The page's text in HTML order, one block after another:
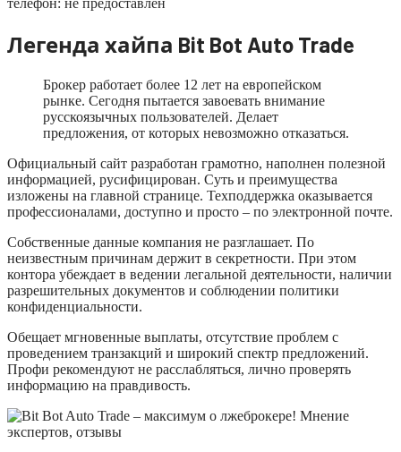
Легенда хайпа Bit Bot Auto Trade
Брокер работает более 12 лет на европейском
рынке. Сегодня пытается завоевать внимание
русскоязычных пользователей. Делает
предложения, от которых невозможно отказаться.
Официальный сайт разработан грамотно, наполнен полезной
информацией, русифицирован. Суть и преимущества
изложены на главной странице. Техподдержка оказывается
профессионалами, доступно и просто – по электронной почте.
Собственные данные компания не разглашает. По
неизвестным причинам держит в секретности. При этом
контора убеждает в ведении легальной деятельности, наличии
разрешительных документов и соблюдении политики
конфиденциальности.
Обещает мгновенные выплаты, отсутствие проблем с
проведением транзакций и широкий спектр предложений.
Профи рекомендуют не расслабляться, лично проверять
информацию на правдивость.